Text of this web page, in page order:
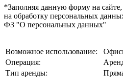
*Заполняя данную форму на сайте,
на обработку персональных
ФЗ "О персональных данных"
Возможное использование:
Операция:
Тип аренды: